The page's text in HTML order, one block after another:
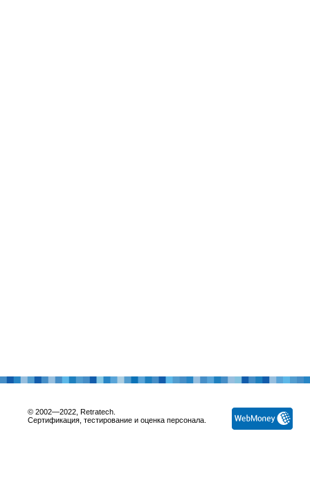
© 2002—2022, Retratech.
Сертификация, тестирование и оценка персонала.